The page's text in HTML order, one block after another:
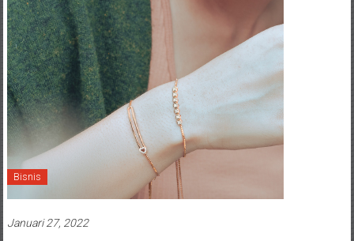
Bisnis
Januari 27, 2022